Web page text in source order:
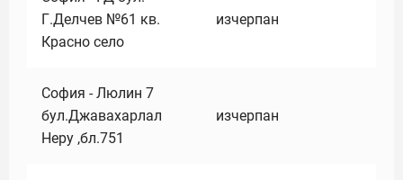
Г.Делчев №61 кв.
Красно село
изчерпан
София - Люлин 7
бул.Джавахарлал
Неру ,бл.751
изчерпан